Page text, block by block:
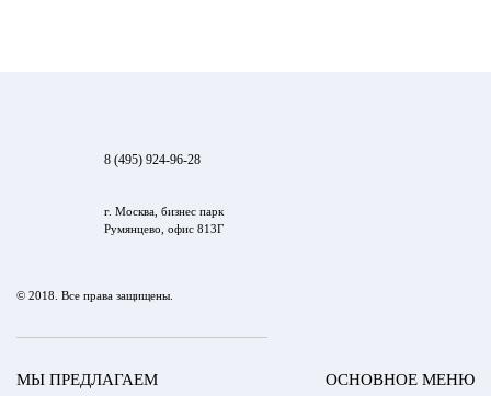
8 (495) 924-96-28
г. Москва, бизнес парк
Румянцево, офис 813Г
© 2018. Все права защищены.
МЫ ПРЕДЛАГАЕМ ОСНОВНОЕ МЕНЮ